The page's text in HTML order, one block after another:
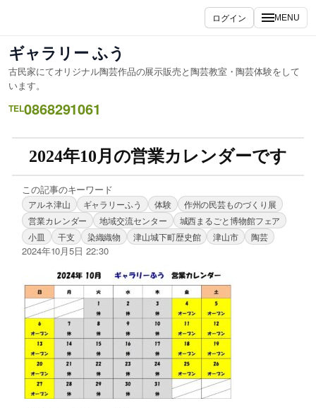
ログイン MENU
ギャラリー ふう
古民家にてオリジナル陶芸作品の展示販売と陶芸教室・陶芸体験をして
います。
TEL0868291061
2024年10月の営業カレンダーです
この記事のキーワード
アルネ津山 ギャラリーふう 体験
作州の民芸ものづくり展
営業カレンダー
地域交流センター
城西まるごと博物館フェア
小皿
干支 染織織物 津山城下町歴史館 津山市 陶芸
2024年10月5日 22:30